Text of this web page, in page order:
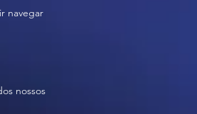
navegar
nossos